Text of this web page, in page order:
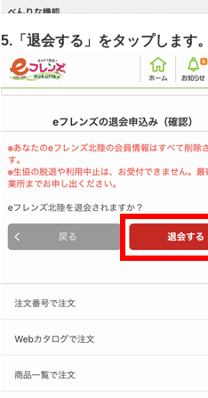
5.「退会する」をタップします。